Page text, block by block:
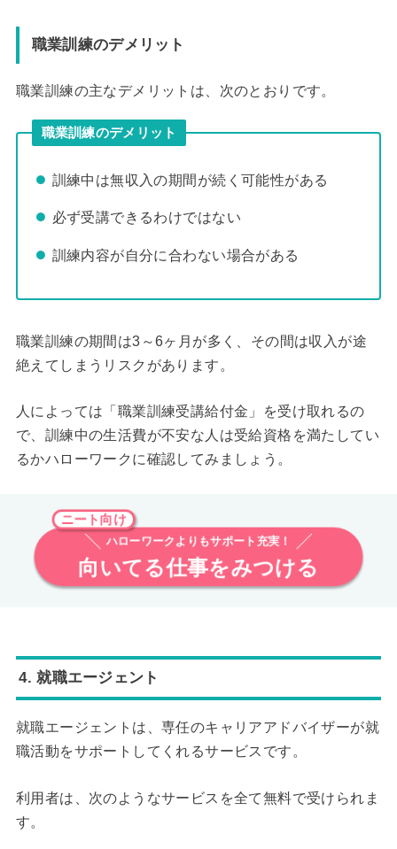
職業訓練のデメリット
職業訓練の主なデメリットは、次のとおりです。
職業訓練のデメリット
訓練中は無収入の期間が続く可能性がある
必ず受講できるわけではない
訓練内容が自分に合わない場合がある
職業訓練の期間は3～6ヶ月が多く、その間は収入が途
絶えてしまうリスクがあります。
人によっては「職業訓練受講給付金」を受け取れるの
で、訓練中の生活費が不安な人は受給資格を満たしてい
るかハローワークに確認してみましょう。
ニート向け
ハローワークよりもサポート充実！
向いてる仕事をみつける
4. 就職エージェント
就職エージェントは、専任のキャリアアドバイザーが就
職活動をサポートしてくれるサービスです。
利用者は、次のようなサービスを全て無料で受けられま
す。